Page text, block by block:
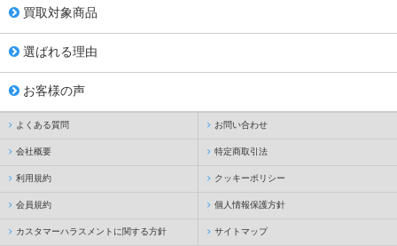
買取対象商品
選ばれる理由
お客様の声
よくある質問 お問い合わせ
会社概要 特定商取引法
利用規約 クッキーポリシー
会員規約 個人情報保護方針
カスタマーハラスメントに関する方針 サイトマップ